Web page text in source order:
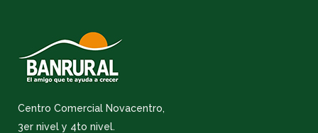
Centro Comercial Novacentro,
3er nivel y 4to nivel.